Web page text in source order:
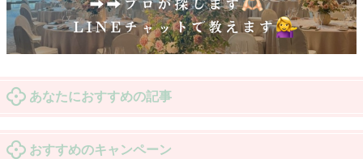
あなたにおすすめの記事
おすすめのキャンペーン